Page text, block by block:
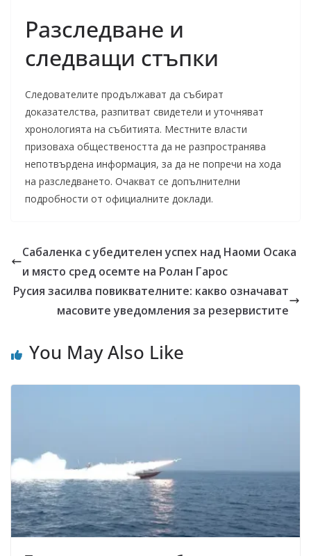
Разследване и
следващи стъпки
Следователите продължават да събират
доказателства, разпитват свидетели и уточняват
хронологията на събитията. Местните власти
призоваха обществеността да не разпространява
непотвърдена информация, за да не попречи на хода
на разследването. Очакват се допълнителни
подробности от официалните доклади.
Сабаленка с убедителен успех над Наоми Осака
и място сред осемте на Ролан Гарос
Русия засилва повиквателните: какво означават
масовите уведомления за резервистите
You May Also Like